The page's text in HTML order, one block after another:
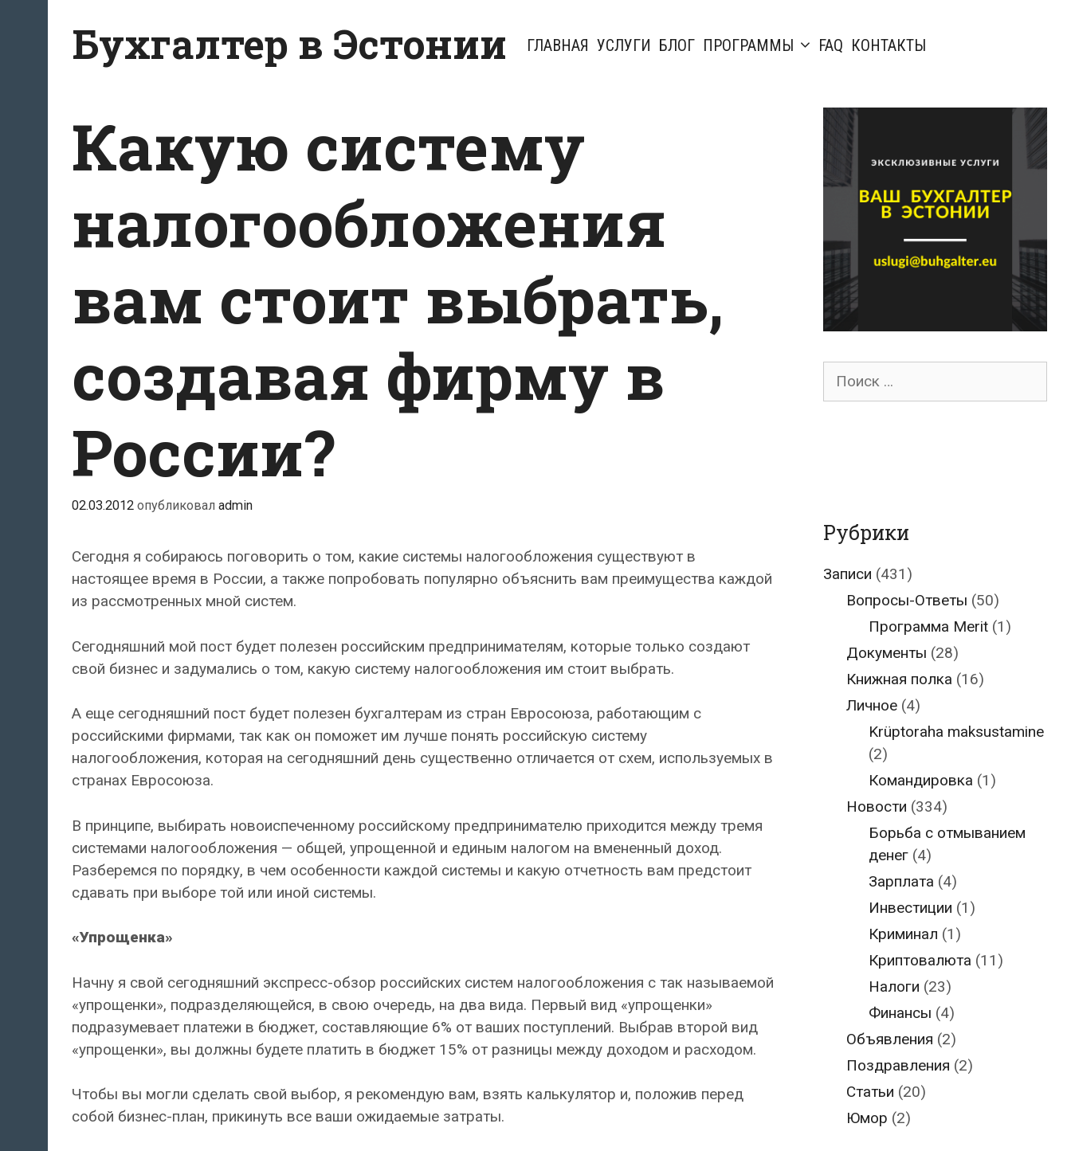
содержанию
Бухгалтер в Эстонии ГЛАВНАЯ УСЛУГИ БЛОГ ПРОГРАММЫ FAQ КОНТАКТЫ
Какую систему
налогообложения
вам стоит выбрать,
создавая фирму в
России?
02.03.2012 опубликовал admin
Сегодня я собираюсь поговорить о том, какие системы налогообложения существуют в
настоящее время в России, а также попробовать популярно объяснить вам преимущества каждой
из рассмотренных мной систем.
Сегодняшний мой пост будет полезен российским предпринимателям, которые только создают
свой бизнес и задумались о том, какую систему налогообложения им стоит выбрать.
А еще сегодняшний пост будет полезен бухгалтерам из стран Евросоюза, работающим с
российскими фирмами, так как он поможет им лучше понять российскую систему
налогообложения, которая на сегодняшний день существенно отличается от схем, используемых в
странах Евросоюза.
В принципе, выбирать новоиспеченному российскому предпринимателю приходится между тремя
системами налогообложения — общей, упрощенной и единым налогом на вмененный доход.
Разберемся по порядку, в чем особенности каждой системы и какую отчетность вам предстоит
сдавать при выборе той или иной системы.
«Упрощенка»
Начну я свой сегодняшний экспресс-обзор российских систем налогообложения с так называемой
«упрощенки», подразделяющейся, в свою очередь, на два вида. Первый вид «упрощенки»
подразумевает платежи в бюджет, составляющие 6% от ваших поступлений. Выбрав второй вид
«упрощенки», вы должны будете платить в бюджет 15% от разницы между доходом и расходом.
Чтобы вы могли сделать свой выбор, я рекомендую вам, взять калькулятор и, положив перед
собой бизнес-план, прикинуть все ваши ожидаемые затраты.
Поиск
Рубрики
Записи (431)
Вопросы-Ответы (50)
Программа Merit (1)
Документы (28)
Книжная полка (16)
Личное(4)
Krüptoraha maksustamine
(2)
Командировка (1)
Новости (334)
Борьба с отмыванием
денег (4)
Зарплата (4)
Инвестиции (1)
Криминал (1)
Криптовалюта (11)
Налоги (23)
Финансы (4)
Объявления (2)
Поздравления (2)
Статьи (20)
Юмор (2)